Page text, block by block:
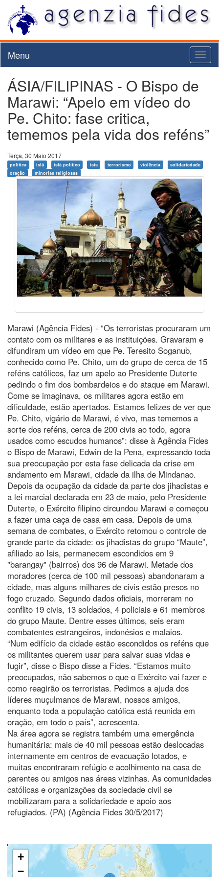
Menu
ÁSIA/FILIPINAS - O Bispo de
Marawi: “Apelo em vídeo do
Pe. Chito: fase critica,
tememos pela vida dos reféns”
Terça, 30 Maio 2017
política islã islã político isis terrorismo violência
solidariedade
oração
minorias religiosas
Marawi (Agência Fides) - “Os terroristas procuraram um
contato com os militares e as instituições. Gravaram e
difundiram um vídeo em que Pe. Teresito Soganub,
conhecido como Pe. Chito, um do grupo de cerca de 15
reféns católicos, faz um apelo ao Presidente Duterte
pedindo o fim dos bombardeios e do ataque em Marawi.
Come se imaginava, os militares agora estão em
dificuldade, estão apertados. Estamos felizes de ver que
Pe. Chito, vigário de Marawi, é vivo, mas tememos a
sorte dos reféns, cerca de 200 civis ao todo, agora
usados como escudos humanos”: disse à Agência Fides
o Bispo de Marawi, Edwin de la Pena, expressando toda
sua preocupação por esta fase delicada da crise em
andamento em Marawi, cidade da ilha de Mindanao.
Depois da ocupação da cidade da parte dos jihadistas e
a lei marcial declarada em 23 de maio, pelo Presidente
Duterte, o Exército filipino circundou Marawi e começou
a fazer uma caça de casa em casa. Depois de uma
semana de combates, o Exército retomou o controle de
grande parte da cidade: os jihadistas do grupo “Maute”,
afiliado ao Isis, permanecem escondidos em 9
"barangay" (bairros) dos 96 de Marawi. Metade dos
moradores (cerca de 100 mil pessoas) abandonaram a
cidade, mas alguns milhares de civis estão presos no
fogo cruzado. Segundo dados oficiais, morreram no
conflito 19 civis, 13 soldados, 4 policiais e 61 membros
do grupo Maute. Dentre esses últimos, seis eram
combatentes estrangeiros, indonésios e malaios.
“Num edifício da cidade estão escondidos os reféns que
os militantes querem usar para salvar suas vidas e
fugir”, disse o Bispo disse a Fides. “Estamos muito
preocupados, não sabemos o que o Exército vai fazer e
como reagirão os terroristas. Pedimos a ajuda dos
líderes muçulmanos de Marawi, nossos amigos,
enquanto toda a população católica está reunida em
oração, em todo o país”, acrescenta.
Na área agora se registra também uma emergência
humanitária: mais de 40 mil pessoas estão deslocadas
internamente em centros de evacuação lotados, e
muitas encontraram refúgio e acolhimento na casa de
parentes ou amigos nas áreas vizinhas. As comunidades
católicas e organizações da sociedade civil se
mobilizaram para a solidariedade e apoio aos
refugiados. (PA) (Agência Fides 30/5/2017)
+
−